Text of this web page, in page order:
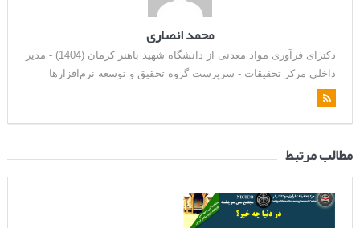
محمد انصاری
دکترای فرآوری مواد معدنی از دانشگاه شهید باهنر کرمان (1404) - مدیر
داخلی مرکز تحقیقات - سرپرست گروه تحقیق و توسعه نرم‌افزارها
مطالب مرتبط